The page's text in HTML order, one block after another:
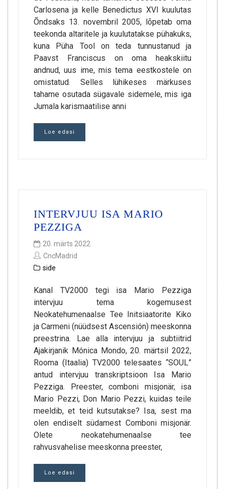
Carlosena ja kelle Benedictus XVI kuulutas
Õndsaks 13. novembril 2005, lõpetab oma
teekonda altaritele ja kuulutatakse pühakuks,
kuna Püha Tool on teda tunnustanud ja
Paavst Franciscus on oma heakskiitu
andnud, uus ime, mis tema eestkostele on
omistatud. Selles lühikeses märkuses
tahame osutada sügavale sidemele, mis iga
Jumala karismaatilise anni
Loe edasi
INTERVJUU ISA MARIO
PEZZIGA
20. märts 2022
CncMadrid
side
Kanal TV2000 tegi isa Mario Pezziga
intervjuu tema kogemusest
Neokatehumenaalse Tee Initsiaatorite Kiko
ja Carmeni (nüüdsest Ascensión) meeskonna
preestrina. Lae alla intervjuu ja subtiitrid
Ajakirjanik Mónica Mondo, 20. märtsil 2022,
Rooma (Itaalia) TV2000 telesaates “SOUL”
antud intervjuu transkriptsioon Isa Mario
Pezziga. Preester, comboni misjonär, isa
Mario Pezzi, Don Mario Pezzi, kuidas teile
meeldib, et teid kutsutakse? Isa, sest ma
olen endiselt südamest Comboni misjonär.
Olete neokatehumenaalse tee
rahvusvahelise meeskonna preester,
Loe edasi